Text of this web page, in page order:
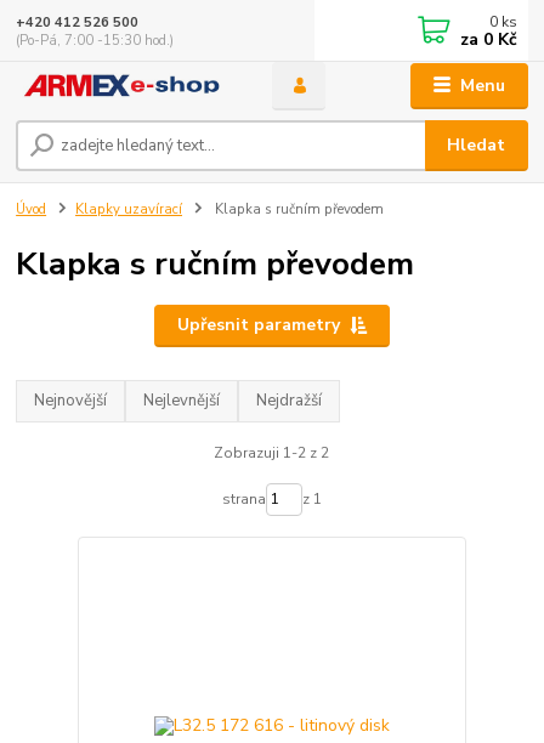
Menu
Hledat
+420 412 526 500
(Po-Pá, 7:00 -15:30 hod.)
0 ks
za 0 Kč
Úvod Klapky uzavírací Klapka s ručním převodem
Klapka s ručním převodem
Upřesnit parametry
Nejnovější Nejlevnější Nejdražší
Zobrazuji 1-2 z 2
strana z 1